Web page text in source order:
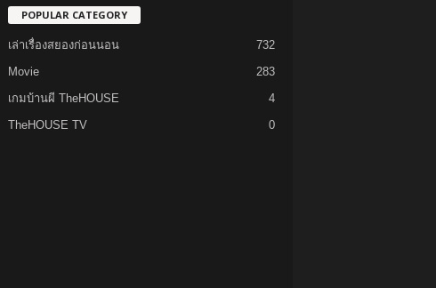
POPULAR CATEGORY
เล่าเรื่องสยองก่อนนอน
732
Movie
283
เกมบ้านผี TheHOUSE
4
TheHOUSE TV
0